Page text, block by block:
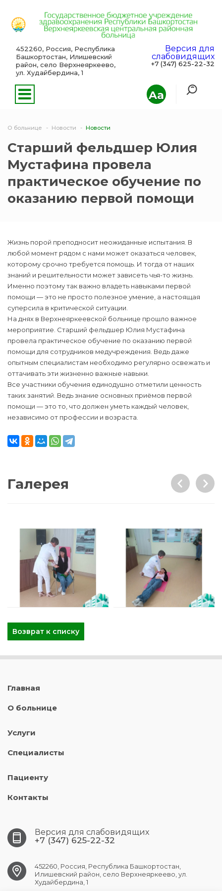
Aa
452260, Россия, Республика
Башкортостан, Илишевский
район, село Верхнеяркеево,
ул. Худайбердина, 1
Версия для
слабовидящих
+7 (347) 625-22-32
О больнице Новости Новости
Старший фельдшер Юлия
Мустафина провела
практическое обучение по
оказанию первой помощи
Жизнь порой преподносит неожиданные испытания. В
любой момент рядом с нами может оказаться человек,
которому срочно требуется помощь. И тогда от наших
знаний и решительности может зависеть чья-то жизнь.
Именно поэтому так важно владеть навыками первой
помощи — это не просто полезное умение, а настоящая
суперсила в критической ситуации.
На днях в Верхнеяркеевской больнице прошло важное
мероприятие. Старший фельдшер Юлия Мустафина
провела практическое обучение по оказанию первой
помощи для сотрудников медучреждения. Ведь даже
опытным специалистам необходимо регулярно освежать и
оттачивать эти жизненно важные навыки.
Все участники обучения единодушно отметили ценность
таких занятий. Ведь знание основных приёмов первой
помощи — это то, что должен уметь каждый человек,
независимо от профессии и возраста.
Галерея
Возврат к списку
Главная
О больнице
Услуги
Специалисты
Пациенту
Контакты
Версия для слабовидящих
+7 (347) 625-22-32
452260, Россия, Республика Башкортостан,
Илишевский район, село Верхнеяркеево, ул.
Худайбердина, 1